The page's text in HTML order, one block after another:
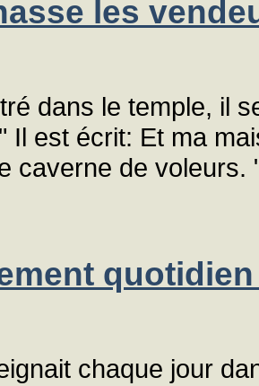
les
dans le temple, il
Il est écrit: Et ma
caverne de voleurs.
chaque jour